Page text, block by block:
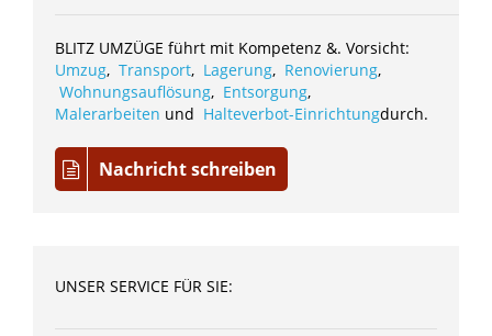
BLITZ UMZÜGE führt mit Kompetenz &. Vorsicht:
Umzug, Transport, Lagerung, Renovierung,
Wohnungsauflösung, Entsorgung,
Malerarbeiten und Halteverbot-Einrichtungdurch.
Nachricht schreiben
UNSER SERVICE FÜR SIE: